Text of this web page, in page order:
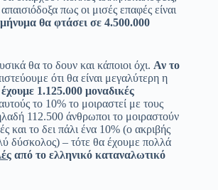
πως οι μισές επαφές είναι
θα φτάσει σε 4.500.000
θα το δουν και κάποιοι όχι. Αν το
ότι θα είναι μεγαλύτερη η
1.125.000 μοναδικές
το 10% το μοιραστεί με τους
112.500 άνθρωποι το μοιραστούν
και το δει πάλι ένα 10% (ο ακριβής
δύσκολος) – τότε θα έχουμε πολλά
από το ελληνικό καταναλωτικό